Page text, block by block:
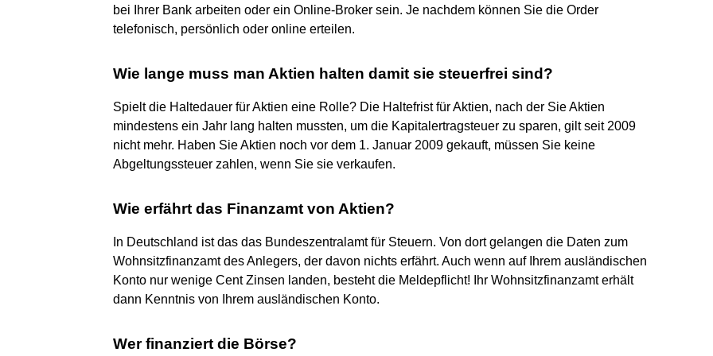
bei Ihrer Bank arbeiten oder ein Online-Broker sein. Je nachdem können Sie die Order
telefonisch, persönlich oder online erteilen.
Wie lange muss man Aktien halten damit sie steuerfrei sind?
Spielt die Haltedauer für Aktien eine Rolle? Die Haltefrist für Aktien, nach der Sie Aktien
mindestens ein Jahr lang halten mussten, um die Kapitalertragsteuer zu sparen, gilt seit 2009
nicht mehr. Haben Sie Aktien noch vor dem 1. Januar 2009 gekauft, müssen Sie keine
Abgeltungssteuer zahlen, wenn Sie sie verkaufen.
Wie erfährt das Finanzamt von Aktien?
In Deutschland ist das das Bundeszentralamt für Steuern. Von dort gelangen die Daten zum
Wohnsitzfinanzamt des Anlegers, der davon nichts erfährt. Auch wenn auf Ihrem ausländischen
Konto nur wenige Cent Zinsen landen, besteht die Meldepflicht! Ihr Wohnsitzfinanzamt erhält
dann Kenntnis von Ihrem ausländischen Konto.
Wer finanziert die Börse?